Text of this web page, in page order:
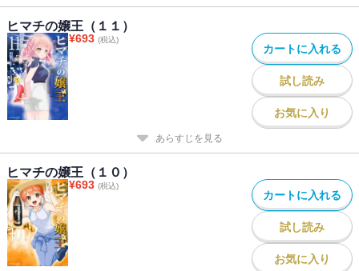
ヒマチの嬢王（１１）
¥693 (税込)
カートに入れる
試し読み
お気に入り
あらすじを見る
ヒマチの嬢王（１０）
¥693 (税込)
カートに入れる
試し読み
お気に入り